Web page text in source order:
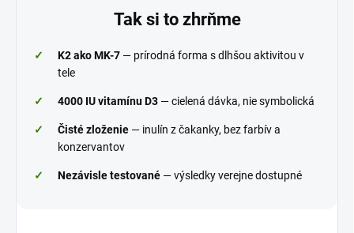
Tak si to zhrňme
✓ K2 ako MK-7 — prírodná forma s dlhšou aktivitou v
tele
✓ 4000 IU vitamínu D3 — cielená dávka, nie symbolická
✓ Čisté zloženie — inulín z čakanky, bez farbív a
konzervantov
✓ Nezávisle testované — výsledky verejne dostupné